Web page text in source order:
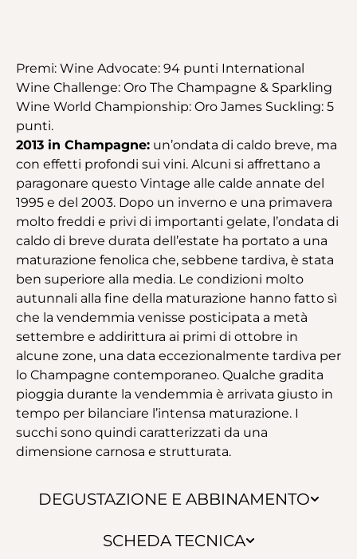
DEGUSTAZIONE E ABBINAMENTO
SCHEDA TECNICA
Premi: Wine Advocate: 94 punti International
Wine Challenge: Oro The Champagne & Sparkling
Wine World Championship: Oro James Suckling: 5
punti.
2013 in Champagne: un’ondata di caldo breve, ma
con effetti profondi sui vini. Alcuni si affrettano a
paragonare questo Vintage alle calde annate del
1995 e del 2003. Dopo un inverno e una primavera
molto freddi e privi di importanti gelate, l’ondata di
caldo di breve durata dell’estate ha portato a una
maturazione fenolica che, sebbene tardiva, è stata
ben superiore alla media. Le condizioni molto
autunnali alla fine della maturazione hanno fatto sì
che la vendemmia venisse posticipata a metà
settembre e addirittura ai primi di ottobre in
alcune zone, una data eccezionalmente tardiva per
lo Champagne contemporaneo. Qualche gradita
pioggia durante la vendemmia è arrivata giusto in
tempo per bilanciare l’intensa maturazione. I
succhi sono quindi caratterizzati da una
dimensione carnosa e strutturata.